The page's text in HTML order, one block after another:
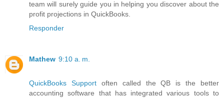
team will surely guide you in helping you discover about the
profit projections in QuickBooks.
Responder
Mathew 9:10 a. m.
QuickBooks Supportoften called the QB is the better
accounting software that has integrated various tools to